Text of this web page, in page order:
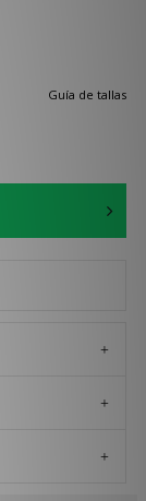
Guía de tallas